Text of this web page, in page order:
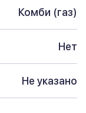
Комби (газ)
Нет
Не указано